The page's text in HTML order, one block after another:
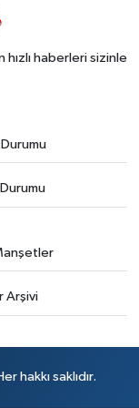
Davasında 3
haberleri sizinle
Arşivi
hakkı saklıdır.